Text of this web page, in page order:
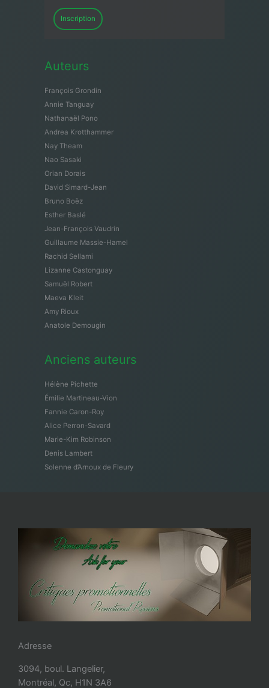
Inscription
Auteurs
François Grondin
Annie Tanguay
Nathanaël Pono
Andrea Krotthammer
Nay Theam
Nao Sasaki
Orian Dorais
David Simard-Jean
Bruno Boëz
Esther Baslé
Jean-François Vaudrin
Guillaume Massie-Hamel
Rachid Sellami
Lizanne Castonguay
Samuël Robert
Maeva Kleit
Amy Rioux
Anatole Demougin
Anciens auteurs
Hélène Pichette
Émilie Martineau-Vion
Fannie Caron-Roy
Alice Perron-Savard
Marie-Kim Robinson
Denis Lambert
Solenne d’Arnoux de Fleury
Adresse
3094, boul. Langelier,
Montréal, Qc, H1N 3A6